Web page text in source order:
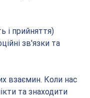
і прийняття)
зв'язки та
взаємин. Коли нас
та знаходити